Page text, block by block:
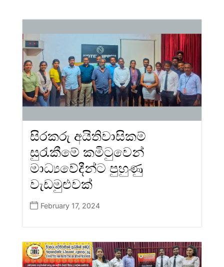
සිරකරු අයිතිවාසිකම්
සුරැකීමේ කමිටුවෙන්
මාධ්‍යවේදීන්ට පුහුණු
වැඩමුළුවක්
February 17, 2024